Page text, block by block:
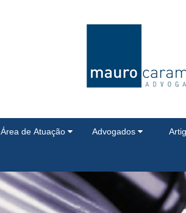
Área de Atuação Advogados